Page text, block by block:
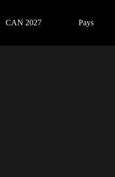
CAN 2027 Pays